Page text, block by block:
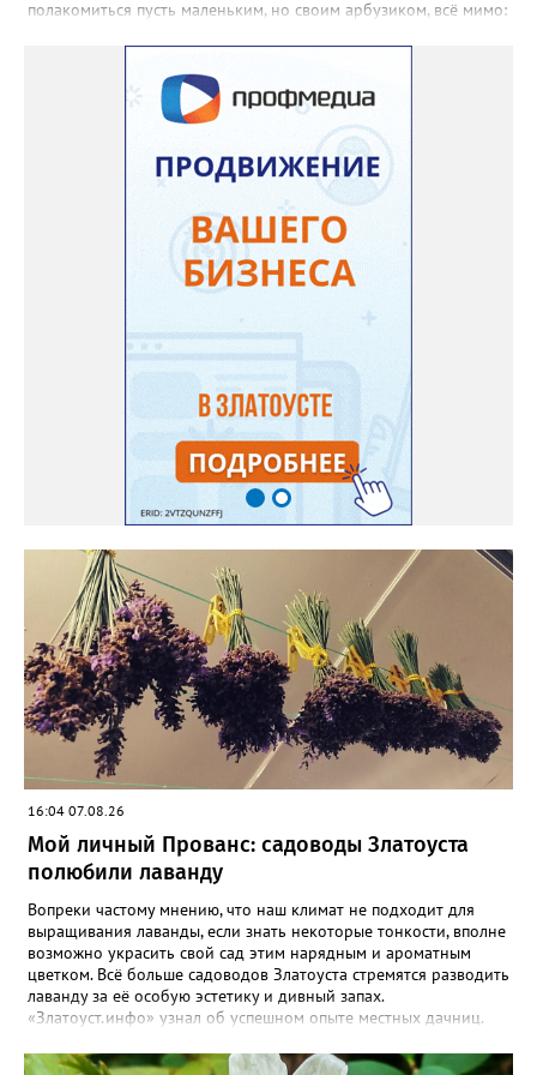
полакомиться пусть маленьким, но своим арбузиком, всё мимо:
«Златоуст.инфо» садовод. – В этом году посадила сорт так
называемых северных арбузов – «Юлия», а также «Коккоро»
(он жёлтый и, говорят, очень сладкий). Вот уже первый на пару
кило вызрел. Чтобы не оборвал плеть, подвешиваю своих
полосатиков в сетках из-под овощей или авоськах,
подкармливаю. Не терпится попробовать!». Опытные
бахчеводы из южных регионов в соцсетях посоветовали нашей
землячке: арбуз будет созревшим не раньше, чем с его кожуры
пропадет матовость (станет глянцевым). По срокам опыления
норма зрелости для «Коккоро» - не менее 42 дней от завязи
размером с грецкий орех. Екатерина выяснила у знающих
людей и причину своих неудач – её сеянцы не опылялись, и это
нужно было делать самостоятельно. «Мужской» цветочек для
этого прикладывают к «женскому» - тычинку к пестику. Фото:
Екатерина Громова, специально для «Златоуст.инфо».
Обсуждение новости здесь
ВКОНТАКТЕ https://vk.com/newszlatoust74
16:04 07.08.26
Мой личный Прованс: садоводы Златоуста
полюбили лаванду
Вопреки частому мнению, что наш климат не подходит для
выращивания лаванды, если знать некоторые тонкости, вполне
возможно украсить свой сад этим нарядным и ароматным
цветком. Всё больше садоводов Златоуста стремятся разводить
лаванду за её особую эстетику и дивный запах.
«Златоуст.инфо» узнал об успешном опыте местных дачниц.
семян (на фото), - отметила «Златоуст.инфо» хозяйка частного